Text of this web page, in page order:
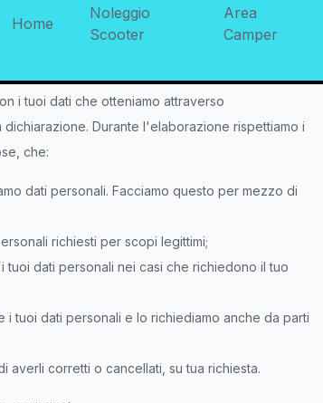
Home
Noleggio
Scooter
Area
Camper
il Marzo 29, 2026 e si applica ai cittadini e ai
i tuoi dati che otteniamo attraverso
Durante l'elaborazione rispettiamo i
che:
dati personali. Facciamo questo per mezzo di
richiesti per scopi legittimi;
dati personali nei casi che richiedono il tuo
tuoi dati personali e lo richiediamo anche da parti
averli corretti o cancellati, su tua richiesta.